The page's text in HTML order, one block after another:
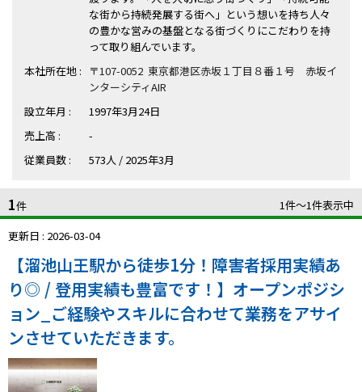
な街から持続発展する街へ」という想いを持ち人々
の豊かな営みの基盤となる街づくりにこだわりを持
って取り組んでいます。
本社所在地 :
〒107-0052 東京都港区赤坂１丁目８番１号 赤坂イ
ンターシティAIR
設立年月 :
1997年3月24日
売上高 :
-
従業員数 :
573人 / 2025年3月
1件
1件〜1件表示中
更新日 : 2026-03-04
【溜池山王駅から徒歩1分！障害者採用実績あ
り◎ / 登用実績も豊富です！】オープンポジシ
ョン_ご経験やスキルに合わせて業務をアサイ
ンさせていただきます。
ハイスキルな障害者の転職支援サービス
障害のある新卒学生専門の就職エージェントサービス
障害者専門の求人検索・スカウトサービス
就労移行支援サービス
障害別専門支援の就労移行支援サービス
就労移行支援サービス
就職・転職ノウハウ
お問い合わせ・よくある質問
よくある質問
採用をお考えの企業様はこちら
メニューを閉じる